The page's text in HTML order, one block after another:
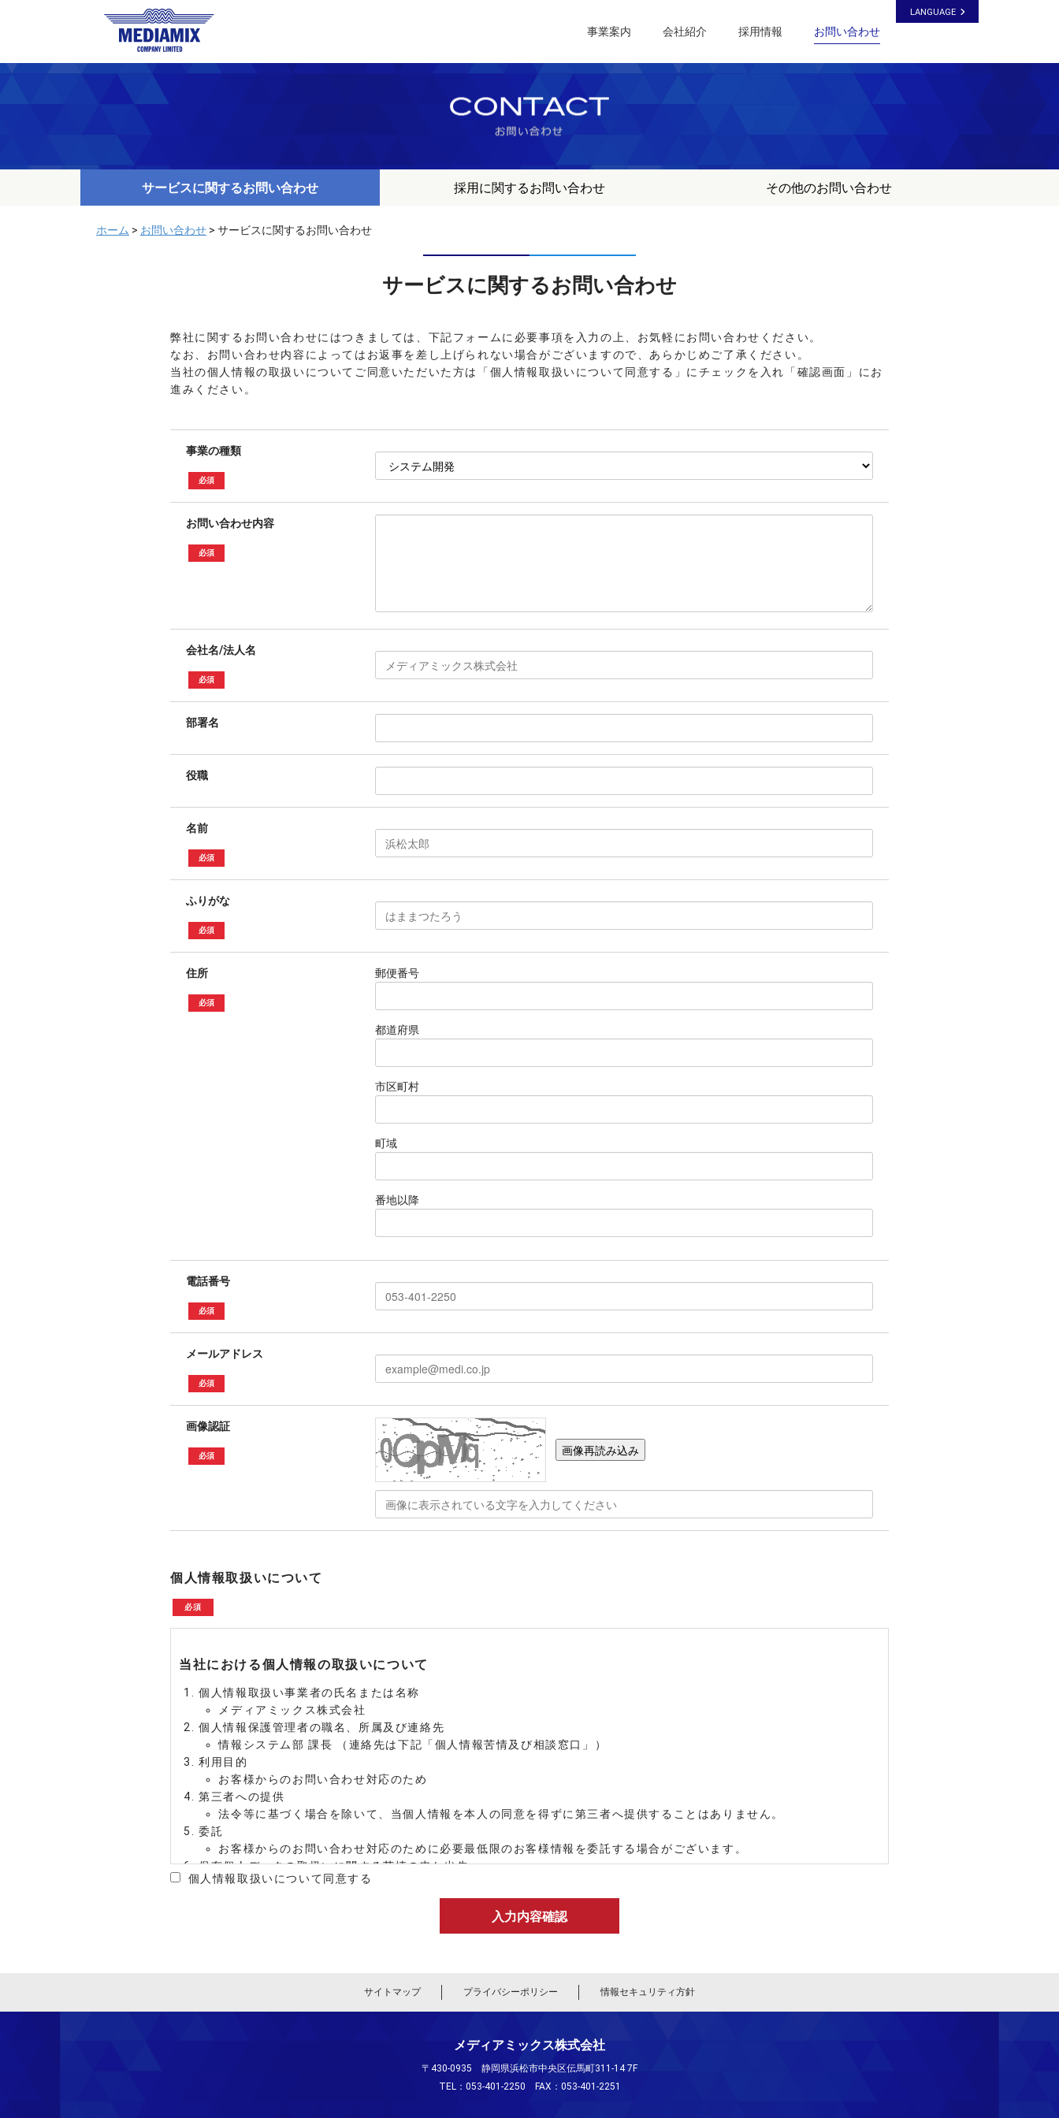
事業案内 会社紹介 採用情報 お問い合わせ
LANGUAGE
サービスに関するお問い合わせ 採用に関するお問い合わせ その他のお問い合わせ
ホーム > お問い合わせ > サービスに関するお問い合わせ
サービスに関するお問い合わせ
弊社に関するお問い合わせにはつきましては、下記フォームに必要事項を入力の上、お気軽にお問い合わせください。
なお、お問い合わせ内容によってはお返事を差し上げられない場合がございますので、あらかじめご了承ください。
当社の個人情報の取扱いについてご同意いただいた方は「個人情報取扱いについて同意する」にチェックを入れ「確認画面」にお
進みください。
事業の種類
必須
お問い合わせ内容
必須
会社名/法人名
必須
部署名
役職
名前
必須
ふりがな
必須
住所
必須
郵便番号
都道府県
市区町村
町域
番地以降
電話番号
必須
メールアドレス
必須
画像認証
必須 画像再読み込み
個人情報取扱いについて
必須
当社における個人情報の取扱いについて
個人情報取扱い事業者の氏名または名称
メディアミックス株式会社
個人情報保護管理者の職名、所属及び連絡先
情報システム部 課長 （連絡先は下記「個人情報苦情及び相談窓口」）
利用目的
お客様からのお問い合わせ対応のため
第三者への提供
法令等に基づく場合を除いて、当個人情報を本人の同意を得ずに第三者へ提供することはありません。
委託
お客様からのお問い合わせ対応のために必要最低限のお客様情報を委託する場合がございます。
保有個人データの取扱いに関する苦情の申し出先
「個人情報苦情及び相談窓口」（下記に記載）
当社では、当個人情報に関する利用目的の通知、開示、内容の訂正・追加または削除、利用の停止・消去および 第三者
への提供の停止（「開示等」といいます。）の請求を受け付けております。その手続きについては、 個人情報苦情及び
窓口:個人情報相談窓口担当TEL：053-401-2250
個人情報取扱いについて同意する
サイトマップ プライバシーポリシー 情報セキュリティ方針
メディアミックス株式会社
〒430-0935 静岡県浜松市中央区伝馬町311-14 7F
TEL： 053-401-2250 FAX：053-401-2251